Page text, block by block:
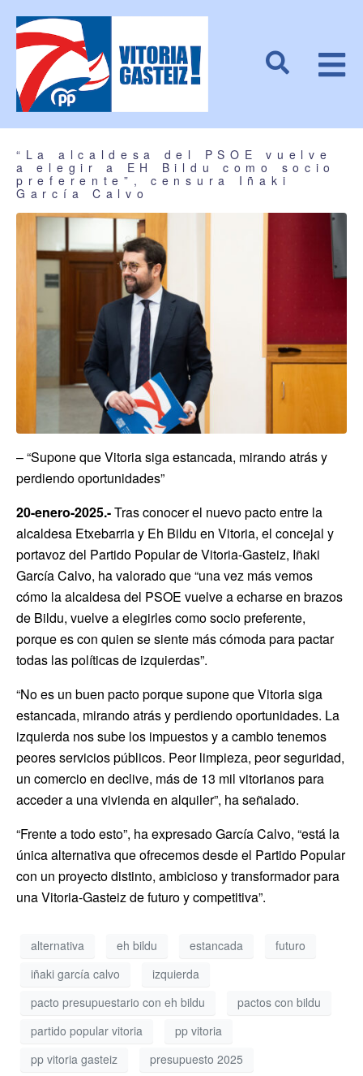
“La alcaldesa del PSOE vuelve
a elegir a EH Bildu como socio
preferente”, censura Iñaki
García Calvo
– “Supone que Vitoria siga estancada, mirando atrás y
perdiendo oportunidades”
20-enero-2025.-Tras conocer el nuevo pacto entre la
alcaldesa Etxebarria y Eh Bildu en Vitoria, el concejal y
portavoz del Partido Popular de Vitoria-Gasteiz, Iñaki
García Calvo, ha valorado que “una vez más vemos
cómo la alcaldesa del PSOE vuelve a echarse en brazos
de Bildu, vuelve a elegirles como socio preferente,
porque es con quien se siente más cómoda para pactar
todas las políticas de izquierdas”.
“No es un buen pacto porque supone que Vitoria siga
estancada, mirando atrás y perdiendo oportunidades. La
izquierda nos sube los impuestos y a cambio tenemos
peores servicios públicos. Peor limpieza, peor seguridad,
un comercio en declive, más de 13 mil vitorianos para
acceder a una vivienda en alquiler”, ha señalado.
“Frente a todo esto”, ha expresado García Calvo, “está la
única alternativa que ofrecemos desde el Partido Popular
con un proyecto distinto, ambicioso y transformador para
una Vitoria-Gasteiz de futuro y competitiva”.
alternativa eh bildu estancada
futuro
iñaki garcía calvo
izquierda
pacto presupuestario con eh bildu
pactos con bildu
partido popular vitoria
pp vitoria
pp vitoria gasteiz
presupuesto 2025